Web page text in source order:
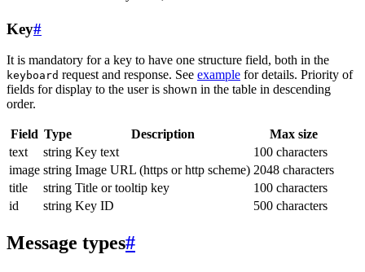
Key#
It is mandatory for a key to have one structure field, both in the
keyboard request and response. See example for details. Priority of
fields for display to the user is shown in the table in descending
order.
Field Type Description
Max size
text
string Key text
100 characters
image string Image URL (https or http scheme) 2048 characters
title
string Title or tooltip key
100 characters
id
string Key ID 500 characters
Message types#